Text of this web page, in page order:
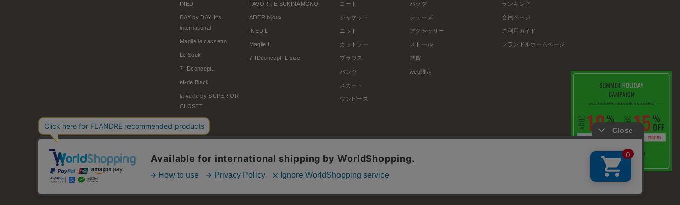
INED
DAY by DAY It's
international
Maglie le cassetto
Le Souk
7-IDconcept.
ef-de Black
la veille by SUPERIOR
CLOSET
FAVORITE SUKINAMONO
ADER.bijoux
INED L
Maglie L
7-IDconcept. L size
コート
ジャケット
ニット
カットソー
ブラウス
パンツ
スカート
ワンピース
バッグ
シューズ
アクセサリー
ストール
雑貨
web限定
ランキング
会員ページ
ご利用ガイド
フランドルホームページ
© FLANDRE CO., LTD.